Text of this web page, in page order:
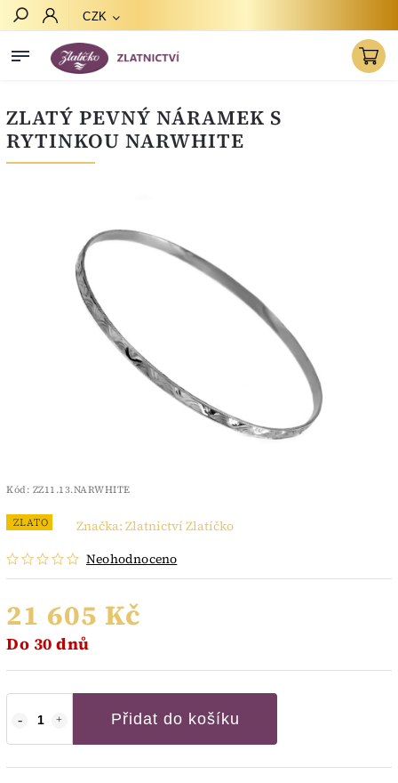
CZK
ZLATÝ PEVNÝ NÁRAMEK S
RYTINKOU NARWHITE
Kód: ZZ11.13.NARWHITE
ZLATO
Neohodnoceno
Značka: Zlatnictví Zlatíčko
21 605 Kč
Do 30 dnů
Přidat do košíku